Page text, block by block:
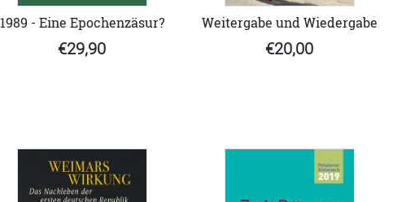
1989 - Eine Epochenzäsur?
€29,90
Weitergabe und Wiedergabe
€20,00